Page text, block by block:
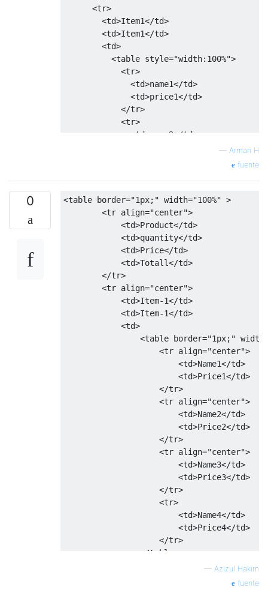
<tr>
<td>Item1</td>
<td>Item1</td>
<td>
<table style="width: 100%">
<tr>
<td>name1</td>
<td>price1</td>
</tr>
<tr>
<td>
name2 </td>
<td>price3</td>
</tr>
</table>
</td>
item1</td>
<tr>
<td> A</td>
B</td>
C</td>
D</td>
— Arman H
fuente
0 <table border="1px;" width="100%" >
<tr align="center">
<td>Product</td>
<td>quantity</td>
<td>Price</td>
<td>Totall</td>
</tr>
<tr align="center">
<td>Item-1</td>
<td>Item-1</td>
<td>
<table
border="1px;" width
<tr align="center">
<td>Name1</td>
<td>Price1</td>
</tr>
<tr align="center">
<td>Name2</td>
<td>Price2</td>
</tr>
<tr align="center">
<td>Name3</td>
<td>Price3</td>
</tr>
<tr>
<td>Name4</td>
<td>Price4</td>
</tr>
</table>
— Azizul Hakim
fuente